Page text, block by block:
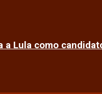
a Lula como